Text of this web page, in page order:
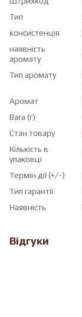
Тип
консистенція
наявність
аромату
Тип аромату
Аромат
Вага (г)
Стан товару
Кількість в
упаковці
Термін дії (+/-)
Тип гарантії
Наявність
Відгуки